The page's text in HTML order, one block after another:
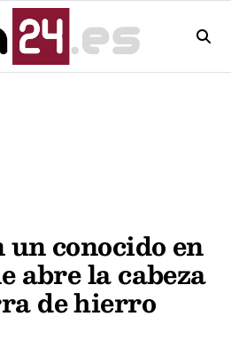
un conocido en
abre la cabeza
de hierro